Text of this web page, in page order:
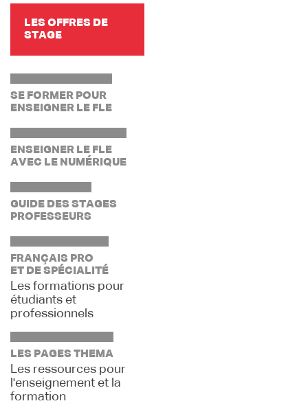
LES OFFRES DE
STAGE
SE FORMER POUR
ENSEIGNER LE FLE
ENSEIGNER LE FLE
AVEC LE NUMÉRIQUE
GUIDE DES STAGES
PROFESSEURS
FRANÇAIS PRO
ET DE SPÉCIALITÉ
Les formations pour
étudiants et
professionnels
LES PAGES THEMA
Les ressources pour
l'enseignement et la
formation